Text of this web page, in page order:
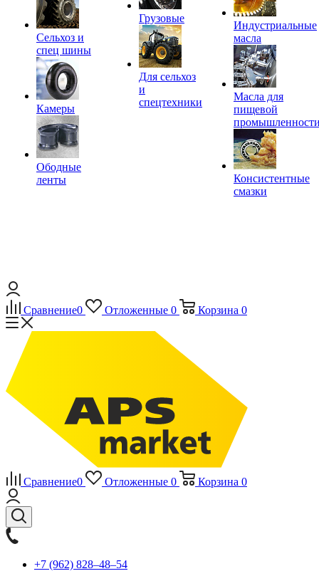
Сельхоз и
спец шины
Камеры
Ободные
ленты
Грузовые
Для сельхоз
и
спецтехники
Индустриальные
масла
Масла для
пищевой
Консистентные
смазки
Сравнение0 Отложенные 0 Корзина 0
Сравнение0 Отложенные 0 Корзина 0
+7 (962) 828‒48‒54